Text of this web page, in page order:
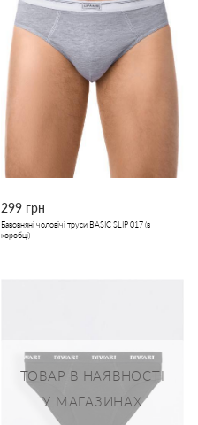
299 грн
Бавовняні чоловічі труси BASIC SLIP 017 (в
коробці)
ТОВАР В НАЯВНОСТІ
У МАГАЗИНАХ